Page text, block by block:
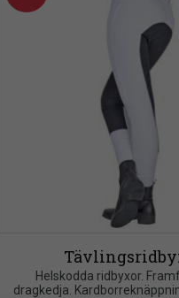
Helskodda ridbyxor.
dragkedja.